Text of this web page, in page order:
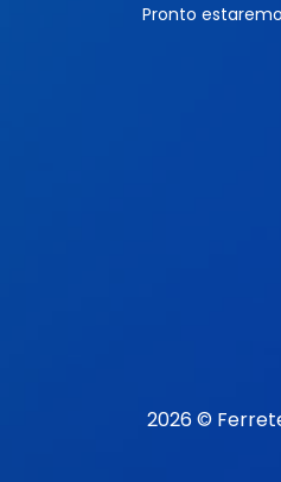
Pronto
2026 ©